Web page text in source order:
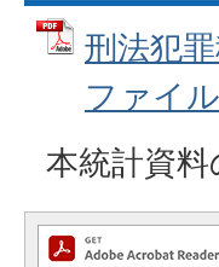
刑法犯
ファイ
本統計資